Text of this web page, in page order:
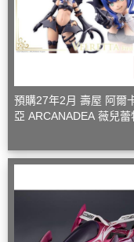
預購27年2月 壽屋 阿爾
亞 ARCANADEA 薇兒蕾特 Firs